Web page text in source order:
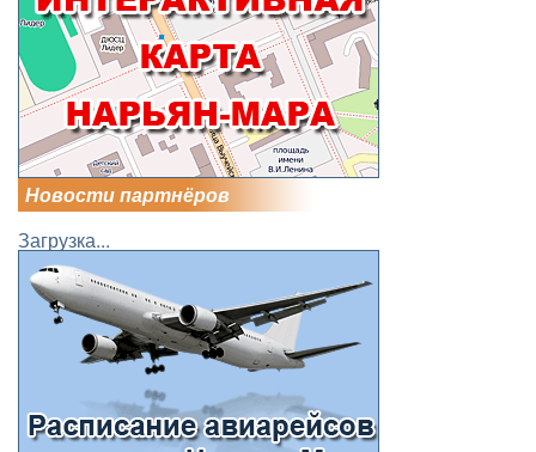
Новости партнёров
Загрузка...